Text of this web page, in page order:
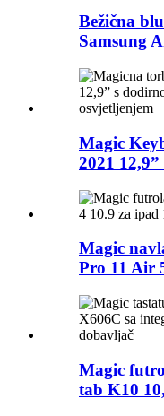
Bežična
Samsung
Magic
2021 12,9”
Magic
Pro 11 Air
Magic
tab K10